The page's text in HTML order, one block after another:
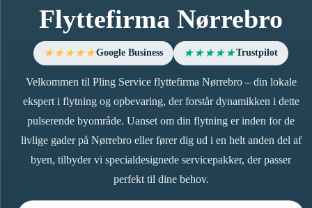
Flyttefirma Nørrebro
★★★★★Google Business ★★★★★Trustpilot
Velkommen til Pling Service flyttefirma Nørrebro – din lokale
ekspert i flytning og opbevaring, der forstår dynamikken i dette
pulserende byområde. Uanset om din flytning er inden for de
livlige gader på Nørrebro eller fører dig ud i en helt anden del af
byen, tilbyder vi specialdesignede servicepakker, der passer
perfekt til dine behov.